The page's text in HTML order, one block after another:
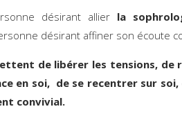
désirant allier la
désirant affiner son écoute
de libérer les tensions, de
en soi, de se recentrer sur soi,
convivial.